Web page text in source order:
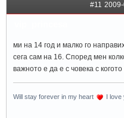
#11
ми на 14 год и малко го
сега сам на 16. Според мен
важното е да е с човека с
Will stay forever in my heart I love